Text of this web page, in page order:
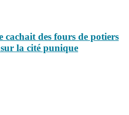
cachait des fours de potiers
la cité punique